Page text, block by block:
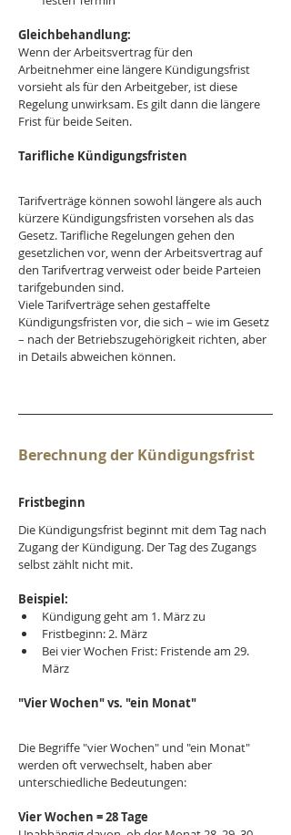
Gleichbehandlung:
Wenn der Arbeitsvertrag für den
Arbeitnehmer eine längere Kündigungsfrist
vorsieht als für den Arbeitgeber, ist diese
Regelung unwirksam. Es gilt dann die längere
Frist für beide Seiten.
Tarifliche Kündigungsfristen
Tarifverträge können sowohl längere als auch
kürzere Kündigungsfristen vorsehen als das
Gesetz. Tarifliche Regelungen gehen den
gesetzlichen vor, wenn der Arbeitsvertrag auf
den Tarifvertrag verweist oder beide Parteien
tarifgebunden sind.
Viele Tarifverträge sehen gestaffelte
Kündigungsfristen vor, die sich – wie im Gesetz
– nach der Betriebszugehörigkeit richten, aber
in Details abweichen können.
Berechnung der Kündigungsfrist
Fristbeginn
Die Kündigungsfrist beginnt mit dem Tag nach
Zugang der Kündigung. Der Tag des Zugangs
selbst zählt nicht mit.
Beispiel:
Kündigung geht am 1. März zu
Fristbeginn: 2. März
Bei vier Wochen Frist: Fristende am 29.
März
"Vier Wochen" vs. "ein Monat"
Die Begriffe "vier Wochen" und "ein Monat"
werden oft verwechselt, haben aber
unterschiedliche Bedeutungen:
Vier Wochen = 28 Tage